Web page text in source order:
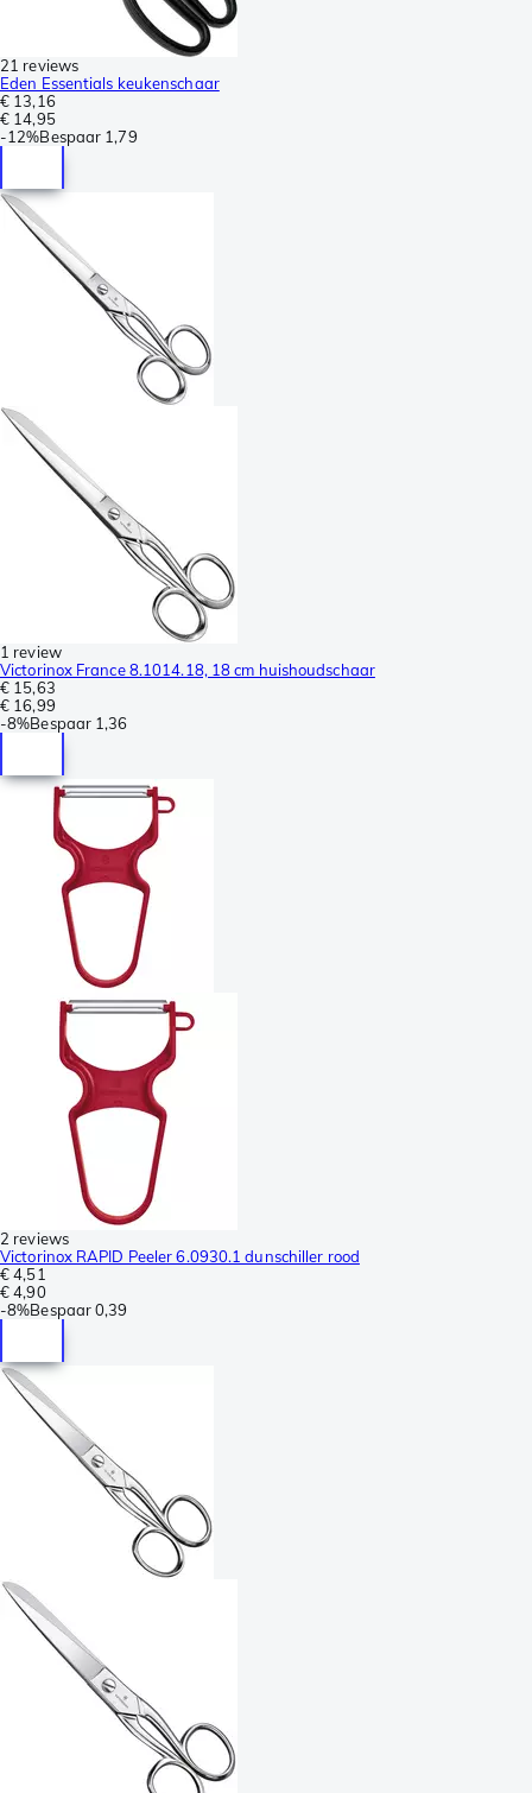
21 reviews
Eden Essentials keukenschaar
€ 13,16
€ 14,95
-12%Bespaar 1,79
1 review
Victorinox France 8.1014.18, 18 cm huishoudschaar
€ 15,63
€ 16,99
-8%Bespaar 1,36
2 reviews
Victorinox RAPID Peeler 6.0930.1 dunschiller rood
€ 4,51
€ 4,90
-8%Bespaar0,39